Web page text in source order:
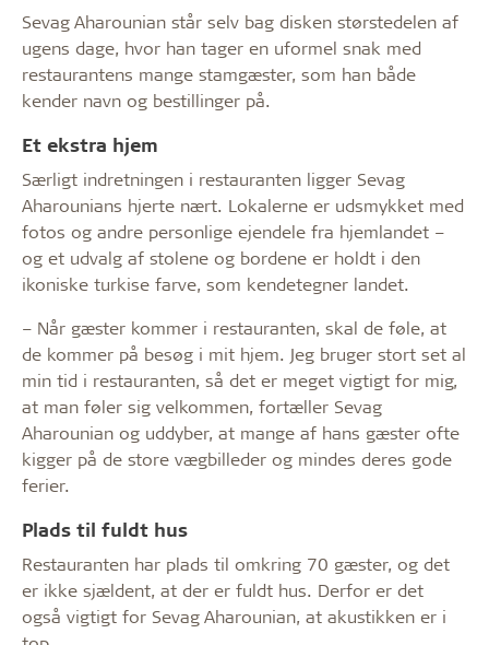
Sevag Aharounian står selv bag disken størstedelen af
ugens dage, hvor han tager en uformel snak med
restaurantens mange stamgæster, som han både
kender navn og bestillinger på.
Et ekstra hjem
Særligt indretningen i restauranten ligger Sevag
Aharounians hjerte nært. Lokalerne er udsmykket med
fotos og andre personlige ejendele fra hjemlandet –
og et udvalg af stolene og bordene er holdt i den
ikoniske turkise farve, som kendetegner landet.
– Når gæster kommer i restauranten, skal de føle, at
de kommer på besøg i mit hjem. Jeg bruger stort set al
min tid i restauranten, så det er meget vigtigt for mig,
at man føler sig velkommen, fortæller Sevag
Aharounian og uddyber, at mange af hans gæster ofte
kigger på de store vægbilleder og mindes deres gode
ferier.
Plads til fuldt hus
Restauranten har plads til omkring 70 gæster, og det
er ikke sjældent, at der er fuldt hus. Derfor er det
også vigtigt for Sevag Aharounian, at akustikken er i